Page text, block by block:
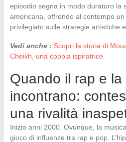
episodio segna in modo duraturo la
americana, offrendo al contempo
privilegiato sulle strategie artistiche
Vedi anche : Scopri la storia di
Cheikh, una coppia ispiratrice
Quando il rap e la
incontrano:
una rivalità
Inizio anni 2000. Ovunque, la
gioco di influenze tra rap e pop.